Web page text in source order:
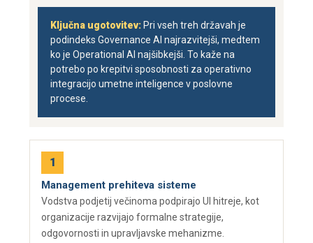
Ključna ugotovitev: Pri vseh treh državah je
podindeks Governance AI najrazvitejši, medtem
ko je Operational AI najšibkejši. To kaže na
potrebo po krepitvi sposobnosti za operativno
integracijo umetne inteligence v poslovne
procese.
Management prehiteva sisteme
Vodstva podjetij večinoma podpirajo UI hitreje, kot
organizacije razvijajo formalne strategije,
odgovornosti in upravljavske mehanizme.